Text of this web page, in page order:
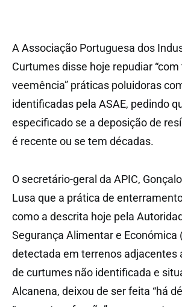
A Associação Portuguesa dos
Curtumes disse hoje repudiar “com
veemência” práticas poluidoras
identificadas pela ASAE, pedindo
especificado se a deposição de
é recente ou se tem décadas.
O secretário-geral da APIC,
Lusa que a prática de
como a descrita hoje pela
Segurança Alimentar e Económica
detectada em terrenos adjacentes
de curtumes não identificada e
Alcanena, deixou de ser feita “há